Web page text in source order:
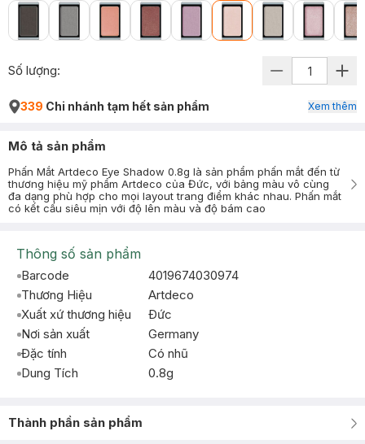
Số lượng:
339 Chi nhánh tạm hết sản phẩm Xem thêm
Mô tả sản phẩm
Phấn Mắt Artdeco Eye Shadow 0.8g là sản phẩm phấn mắt đến từ
thương hiệu mỹ phẩm Artdeco của Đức, với bảng màu vô cùng
đa dạng phù hợp cho mọi layout trang điểm khác nhau. Phấn mắt
có kết cấu siêu mịn với độ lên màu và độ bám cao
Thông số sản phẩm
Barcode
4019674030974
Thương Hiệu
Artdeco
Xuất xứ thương hiệu
Ðức
Nơi sản xuất
Germany
Đặc tính
Có nhũ
Dung Tích
0.8g
Thành phần sản phẩm